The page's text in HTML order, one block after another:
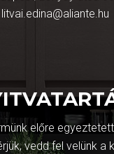
litvai.edina@aliante.hu
előre
vedd fel velünk a